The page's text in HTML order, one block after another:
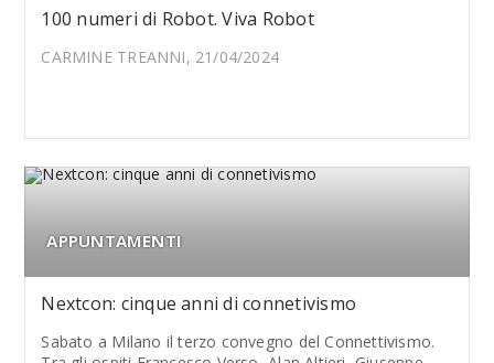
100 numeri di Robot. Viva Robot
CARMINE TREANNI, 21/04/2024
APPUNTAMENTI
Nextcon: cinque anni di connetivismo
Sabato a Milano il terzo convegno del Connettivismo.